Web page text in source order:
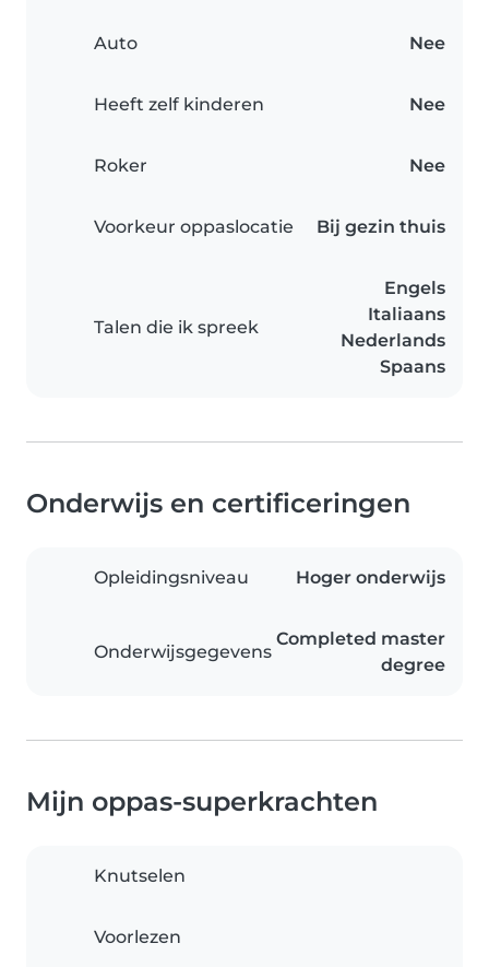
Auto Nee
Heeft zelf kinderen Nee
Roker Nee
Voorkeur oppaslocatie Bij gezin thuis
Talen die ik spreek
Engels
Italiaans
Nederlands
Spaans
Onderwijs en certificeringen
Opleidingsniveau Hoger onderwijs
Onderwijsgegevens
Completed master
degree
Mijn oppas-superkrachten
Knutselen
Voorlezen